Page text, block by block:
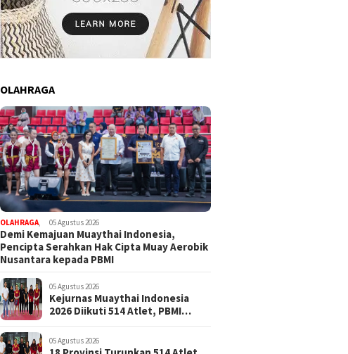
OLAHRAGA
OLAHRAGA 05 Agustus 2026
Demi Kemajuan Muaythai Indonesia,
Pencipta Serahkan Hak Cipta Muay Aerobik
Nusantara kepada PBMI
05 Agustus 2026
Kejurnas Muaythai Indonesia
2026 Diikuti 514 Atlet, PBMI
05 Agustus 2026